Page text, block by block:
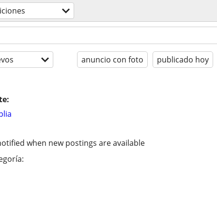
anuncio con foto publicado hoy
when new postings are available